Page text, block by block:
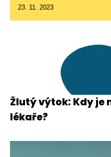
23. 11. 2023
Žlutý výtok: Kdy je
lékaře?